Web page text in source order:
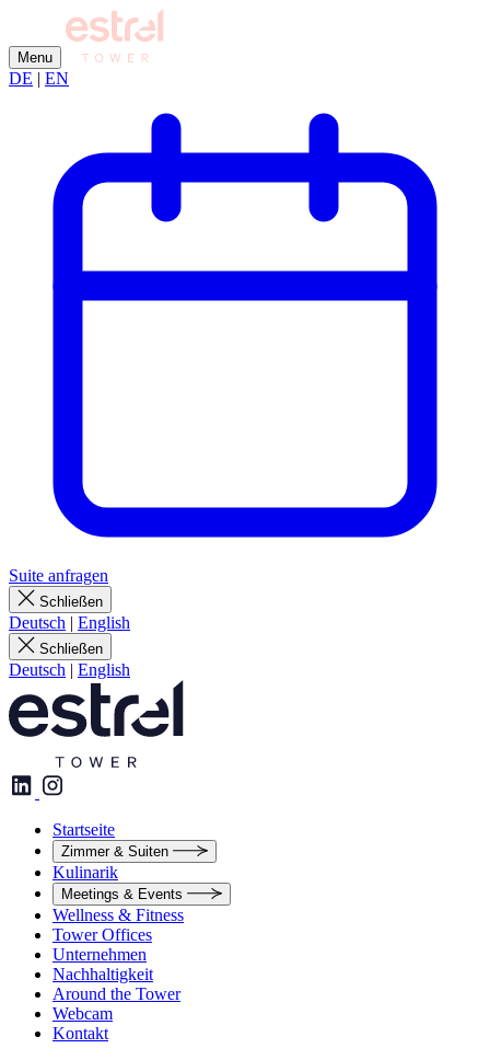
Menu
DE | EN
Suite anfragen
Schließen
Deutsch | English
Schließen
Deutsch | English
Startseite
Zimmer & Suiten
Kulinarik
Meetings & Events
Wellness & Fitness
Tower Offices
Unternehmen
Nachhaltigkeit
Around the Tower
Webcam
Kontakt